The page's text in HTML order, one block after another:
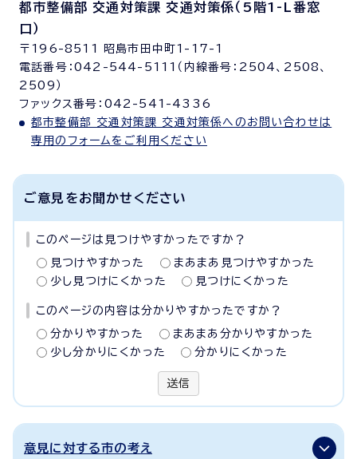
都市整備部 交通対策課 交通対策係（5階1-L番窓
口）
〒196-8511 昭島市田中町1-17-1
電話番号：042-544-5111（内線番号：2504、2508、
2509）
ファックス番号：042-541-4336
都市整備部 交通対策課 交通対策係へのお問い合わせは
専用のフォームをご利用ください
ご意見をお聞かせください
このページは見つけやすかったですか？
見つけやすかった
まあまあ見つけやすかった
少し見つけにくかった
見つけにくかった
このページの内容は分かりやすかったですか？
分かりやすかった
まあまあ分かりやすかった
少し分かりにくかった
分かりにくかった
送信
意見に対する市の考え